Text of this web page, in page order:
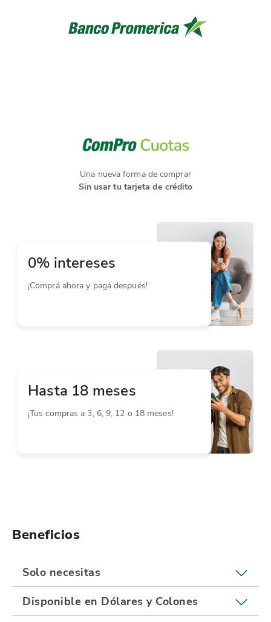
Una nueva forma de comprar
Sin usar tu tarjeta de crédito
0% intereses
¡Comprá ahora y pagá después!
Hasta 18 meses
¡Tus compras a 3, 6, 9, 12 o 18 meses!
Beneficios
Solo necesitas
Disponible en Dólares y Colones